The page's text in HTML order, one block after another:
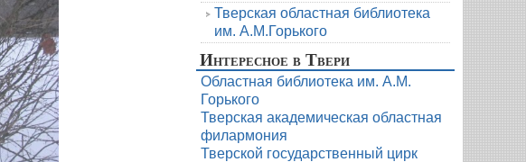
Тверская областная библиотека
им. А.М.Горького
Интересное в Твери
Областная библиотека им. А.М.
Горького
Тверская академическая областная
филармония
Тверской государственный цирк